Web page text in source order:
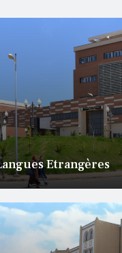
Etrangères